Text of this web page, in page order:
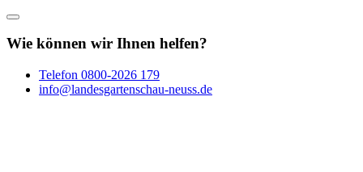
Wie können wir Ihnen helfen?
Telefon 0800-2026 179
info@landesgartenschau-neuss.de